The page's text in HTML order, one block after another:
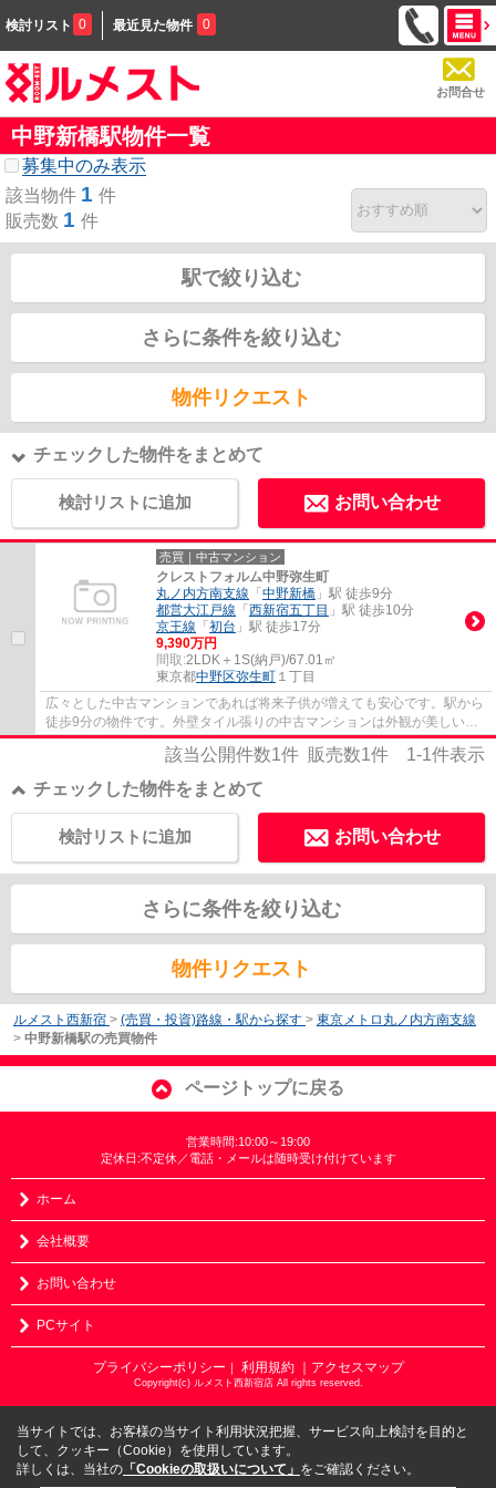
検討リスト 0 最近見た物件 0
お問合せ
中野新橋駅物件一覧
募集中のみ表示
該当物件 1 件
販売数 1 件
駅で絞り込む
さらに条件を絞り込む
物件リクエスト
チェックした物件をまとめて
検討リストに追加 お問い合わせ
売買｜中古マンション
クレストフォルム中野弥生町
丸ノ内方南支線 「 中野新橋 」駅 徒歩9分
都営大江戸線 「 西新宿五丁目 」駅 徒歩10分
京王線 「 初台 」駅 徒歩17分
9,390万円
間取:2LDK＋1S(納戸)/67.01㎡
東京都中野区弥生町 １丁目
広々とした中古マンションであれば将来子供が増えても安心です。駅から
徒歩9分の物件です。外壁タイル張りの中古マンションは外観が美しいで
す。第一種中高層住居専用地域にはマンショ...
該当公開件数1件 販売数1件 1-1件表示
チェックした物件をまとめて
お問い合わせ
検討リストに追加
さらに条件を絞り込む
物件リクエスト
ルメスト西新宿 > (売買・投資)路線・駅から探す > 東京メトロ丸ノ内方南支線
> 中野新橋駅の売買物件
ページトップに戻る
営業時間:10:00～19:00
定休日:不定休／電話・メールは随時受け付けています
ホーム
会社概要
お問い合わせ
PCサイト
プライバシーポリシー 利用規約 ｜アクセスマップ
Copyright(c) ルメスト西新宿店 All rights reserved.
当サイトでは、お客様の当サイト利用状況把握、サービス向上検討を目的と
して、クッキー（Cookie）を使用しています。
詳しくは、当社の 「Cookieの取扱いについて」 をご確認ください。